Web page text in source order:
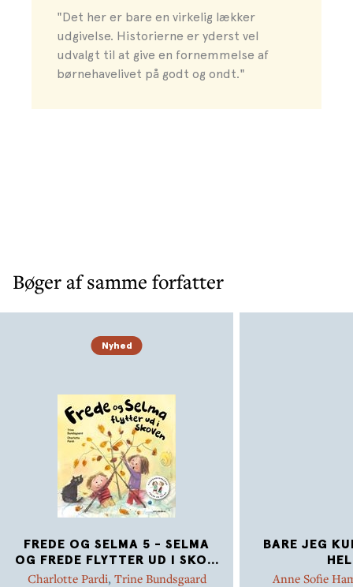
"Det her er bare en virkelig lækker
udgivelse. Historierne er yderst vel
udvalgt til at give en fornemmelse af
børnehavelivet på godt og ondt."
Bøger af samme forfatter
Nyhed
FREDE OG SELMA 5 - SELMA
OG FREDE FLYTTER UD I SKO...
Charlotte Pardi, Trine Bundsgaard
BARE JEG
Anne Sofie